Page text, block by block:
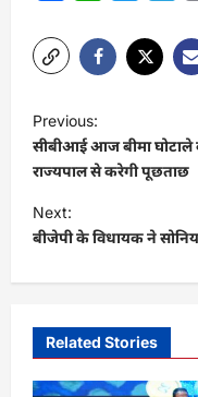
o
s
t
n
a
g
Previous:
सीबीआई आज बीमा
राज्यपाल से करेगी पूछताछ
Next:
बीजेपी के विधायक ने
Related Stories